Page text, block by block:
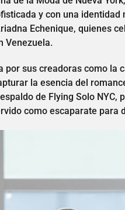
y con una
Echenique, quienes
Venezuela.
por sus creadoras como la
la esencia del
de Flying Solo
como escaparate para